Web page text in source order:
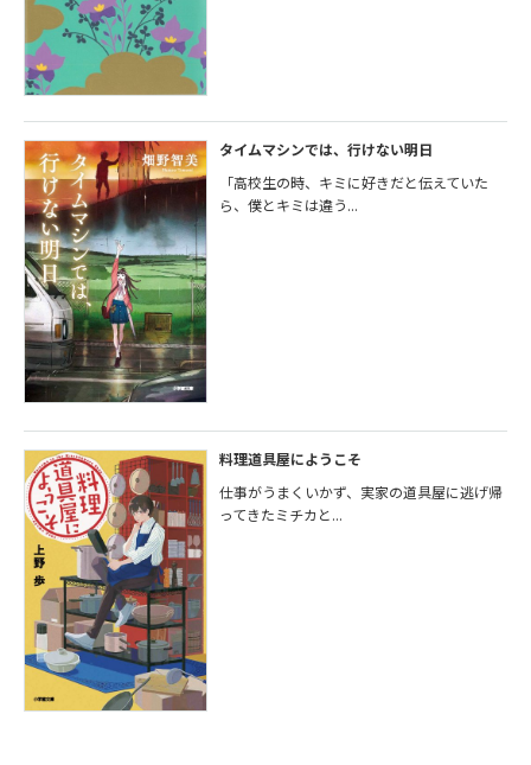
タイムマシンでは、行けない明日
「高校生の時、キミに好きだと伝えていた
ら、僕とキミは違う...
料理道具屋にようこそ
仕事がうまくいかず、実家の道具屋に逃げ帰
ってきたミチカと...